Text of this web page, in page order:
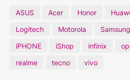
ASUS Acer Honor
Logitech
Motorola Samsung
iPHONE
iShop infinix
realme
tecno vivo